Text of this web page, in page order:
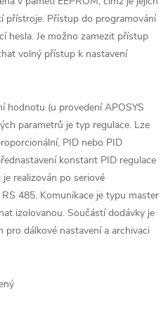
přístroje. Přístup do programování
hesla. Je možno zamezit přístup
volný přístup k nastavení
hodnotu (u provedení APOSYS
parametrů je typ regulace. Lze
PID nebo PID
konstant PID regulace
realizován po seriové
485. Komunikace je typu master
izolovanou. Součástí dodávky je
dálkové nastavení a archivaci